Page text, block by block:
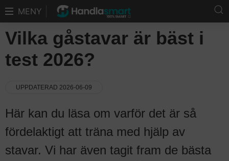
MENY
Vilka gåstavar är bäst i
test 2026?
UPPDATERAD 2026-06-09
Här kan du läsa om varför det är så
fördelaktigt att träna med hjälp av
stavar. Vi har även tagit fram de bästa